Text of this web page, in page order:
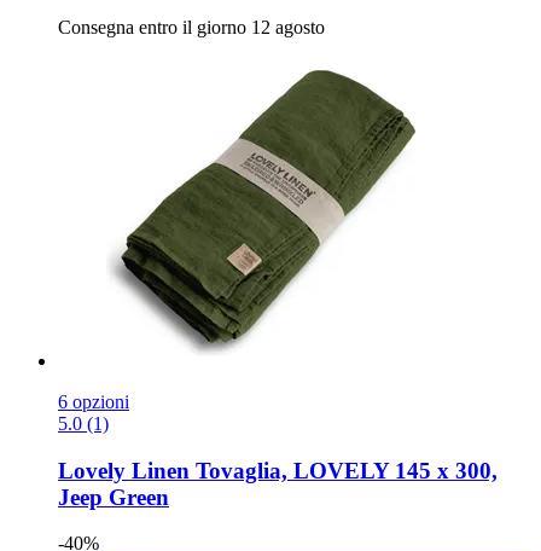
Consegna entro il giorno 12 agosto
6 opzioni
5.0 (1)
Lovely Linen Tovaglia, LOVELY 145 x 300,
Jeep Green
-40%